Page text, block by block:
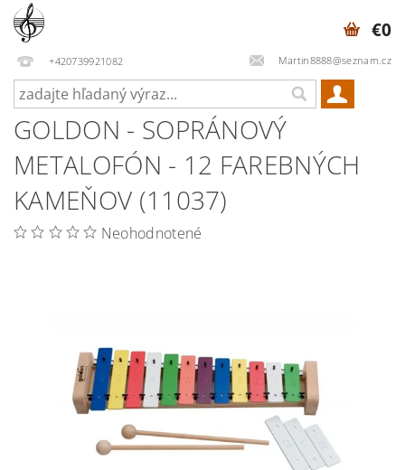
+420739921082 Martin8888@seznam.cz
€0
GOLDON - SOPRÁNOVÝ
METALOFÓN - 12 FAREBNÝCH
KAMEŇOV (11037)
Neohodnotené